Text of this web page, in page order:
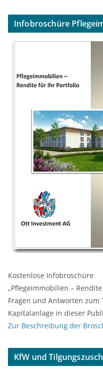
Infobroschüre
Kostenlose Infobroschüre
„Pflegeimmobilien –
Fragen und Antworten zum
Kapitalanlage in dieser
Zur Beschreibung der
KfW und